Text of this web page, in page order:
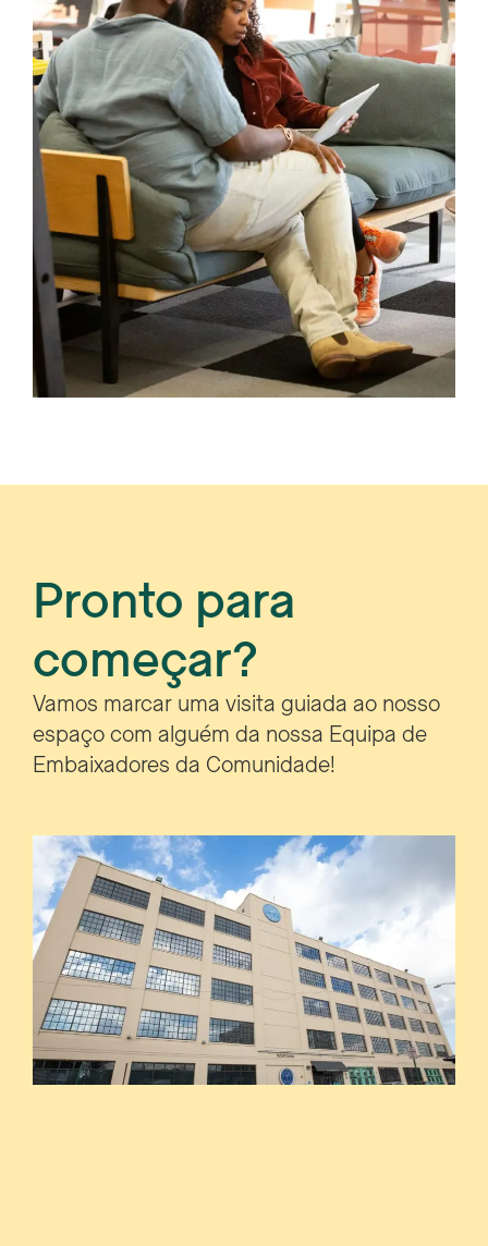
Pronto para
começar?
Vamos marcar uma visita guiada ao nosso
espaço com alguém da nossa Equipa de
Embaixadores da Comunidade!